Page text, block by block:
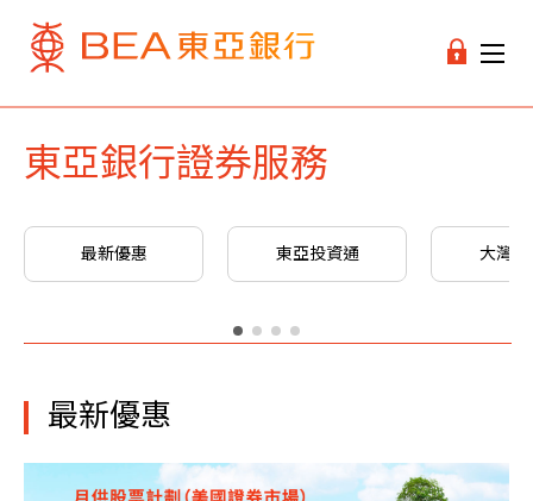
東亞銀行證券服務
最新優惠 東亞投資通 大灣區
最新優惠